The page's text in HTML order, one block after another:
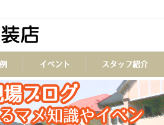
TEL
イベント スタッフ紹介
ブログ
マメ知識やイベン